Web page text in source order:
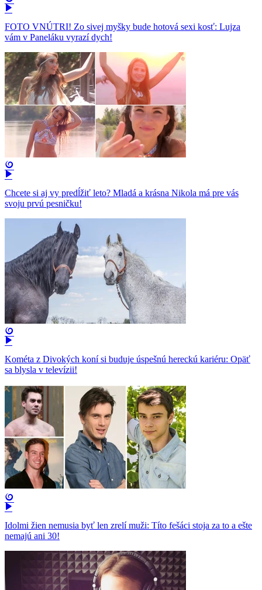
FOTO VNÚTRI! Zo sivej myšky bude hotová sexi kosť: Lujza
vám v Paneláku vyrazí dych!
Chcete si aj vy predĺžiť leto? Mladá a krásna Nikola má pre vás
svoju prvú pesničku!
Kométa z Divokých koní si buduje úspešnú hereckú kariéru: Opäť
sa blysla v televízii!
Idolmi žien nemusia byť len zrelí muži: Títo fešáci stoja za to a ešte
nemajú ani 30!